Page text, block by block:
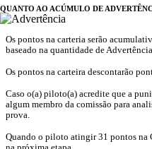
QUANTO AO ACÚMULO DE
Os pontos na carteria serão
baseado na quantidade de
Os pontos na carteira descontarão
Caso o(a) piloto(a) acredite que a
algum membro da comissão para
prova.
Quando o piloto atingir 31 pontos na